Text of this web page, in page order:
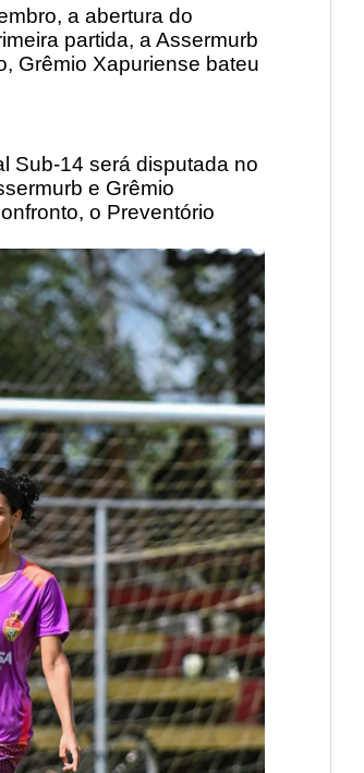
a abertura do
partida, a Assermurb
Grêmio Xapuriense bateu
Sub-14 será disputada no
e Grêmio
o Preventório